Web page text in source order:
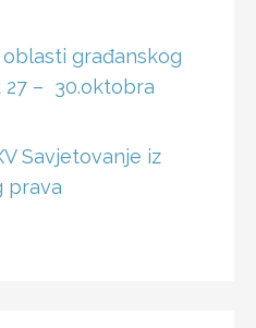
građanskog
27 – 30.oktobra
Savjetovanje iz
prava